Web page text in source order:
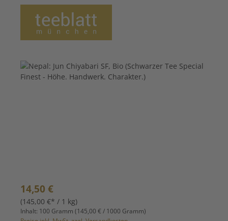
Bildergalerie überspringen
Regulärer Preis:
14,50 €
(145,00 €* / 1 kg)
Inhalt: 100 Gramm (145,00 € / 1000 Gramm)